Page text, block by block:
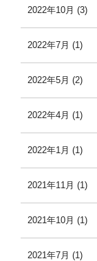
2022年10月 (3)
2022年7月 (1)
2022年5月 (2)
2022年4月 (1)
2022年1月 (1)
2021年11月 (1)
2021年10月 (1)
2021年7月 (1)